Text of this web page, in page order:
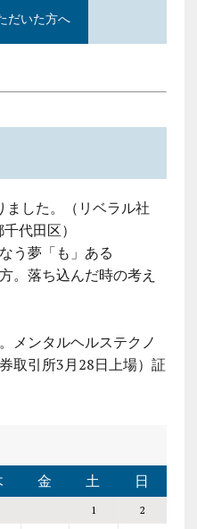
だいた方へ
ました。（リベラル社
代田区）
夢「も」ある
。落ち込んだ時の考え
メンタルヘルステクノ
取引所3月28日上場）証
金 土 日
1
2